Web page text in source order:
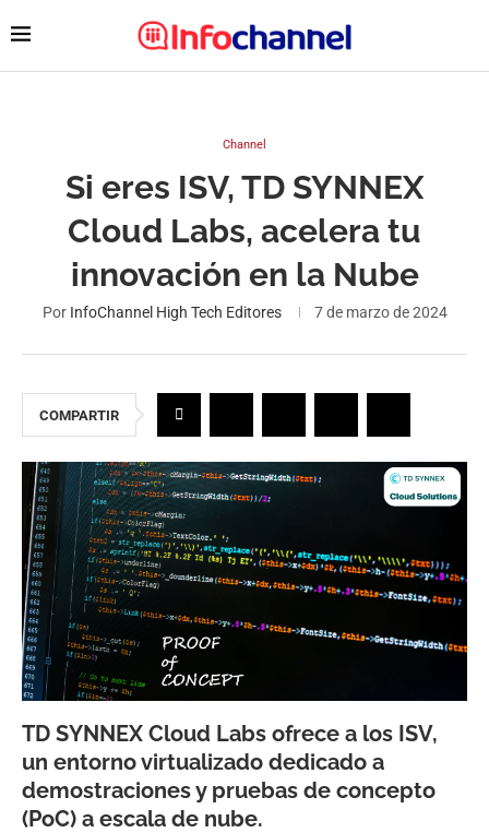
Channel
Si eres ISV, TD SYNNEX
Cloud Labs, acelera tu
innovación en la Nube
Por InfoChannel High Tech Editores 7 de marzo de 2024
COMPARTIR
TD SYNNEX Cloud Labs ofrece a los ISV,
un entorno virtualizado dedicado a
demostraciones y pruebas de concepto
(PoC) a escala de nube.